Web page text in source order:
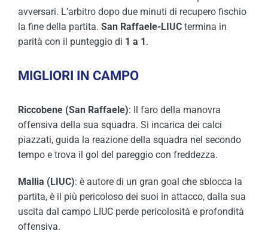
avversari. L’arbitro dopo due minuti di recupero fischio
la fine della partita. San Raffaele-LIUC termina in
parità con il punteggio di 1 a 1.
MIGLIORI IN CAMPO
Riccobene (San Raffaele): Il faro della manovra
offensiva della sua squadra. Si incarica dei calci
piazzati, guida la reazione della squadra nel secondo
tempo e trova il gol del pareggio con freddezza.
Mallia (LIUC): è autore di un gran goal che sblocca la
partita, è il più pericoloso dei suoi in attacco, dalla sua
uscita dal campo LIUC perde pericolosità e profondità
offensiva.